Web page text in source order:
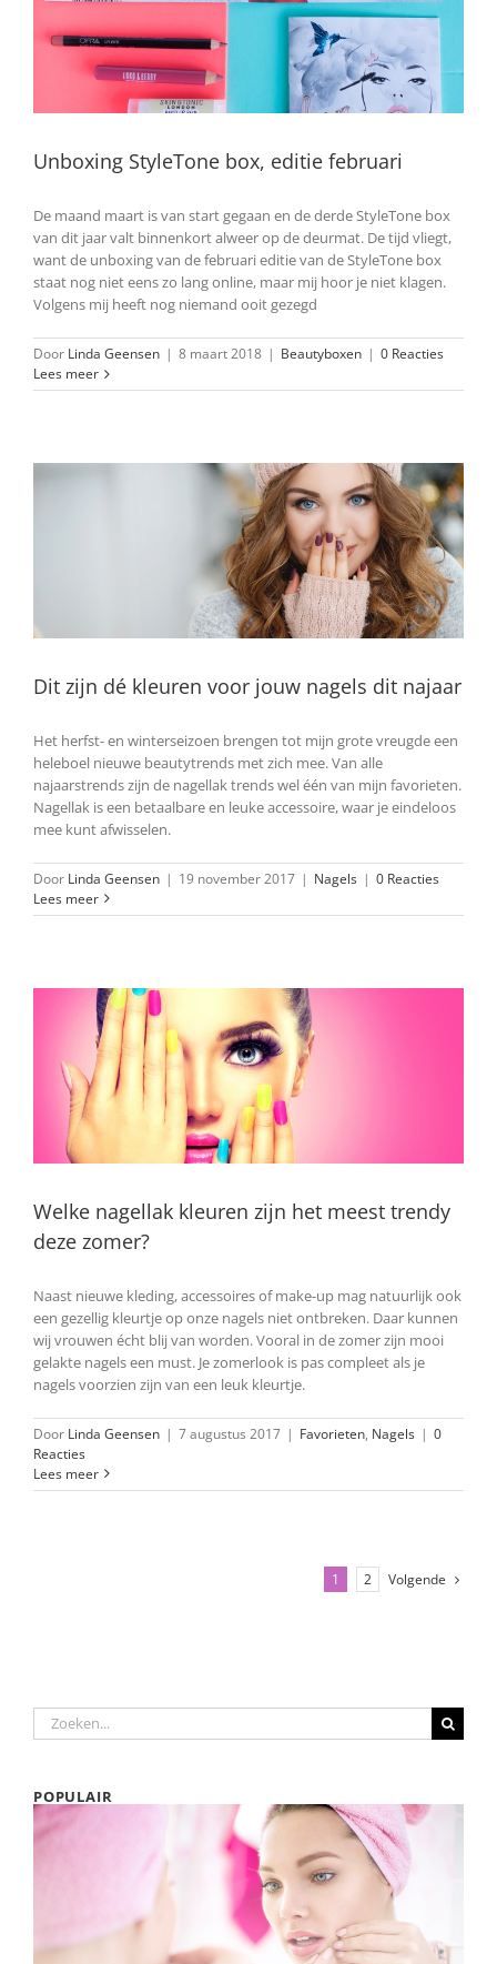
Unboxing StyleTone box, editie februari
De maand maart is van start gegaan en de derde StyleTone box
van dit jaar valt binnenkort alweer op de deurmat. De tijd vliegt,
want de unboxing van de februari editie van de StyleTone box
staat nog niet eens zo lang online, maar mij hoor je niet klagen.
Volgens mij heeft nog niemand ooit gezegd
Door Linda Geensen | 8 maart 2018 | Beautyboxen | 0 Reacties
Lees meer
Dit zijn dé kleuren voor jouw nagels dit najaar
Het herfst- en winterseizoen brengen tot mijn grote vreugde een
heleboel nieuwe beautytrends met zich mee. Van alle
najaarstrends zijn de nagellak trends wel één van mijn favorieten.
Nagellak is een betaalbare en leuke accessoire, waar je eindeloos
mee kunt afwisselen.
Door Linda Geensen | 19 november 2017 | Nagels | 0 Reacties
Lees meer
Welke nagellak kleuren zijn het meest trendy
deze zomer?
Naast nieuwe kleding, accessoires of make-up mag natuurlijk ook
een gezellig kleurtje op onze nagels niet ontbreken. Daar kunnen
wij vrouwen écht blij van worden. Vooral in de zomer zijn mooi
gelakte nagels een must. Je zomerlook is pas compleet als je
nagels voorzien zijn van een leuk kleurtje.
Door Linda Geensen | 7 augustus 2017 | Favorieten, Nagels | 0
Reacties
Lees meer
1 2 Volgende
Zoeken
naar:
POPULAIR